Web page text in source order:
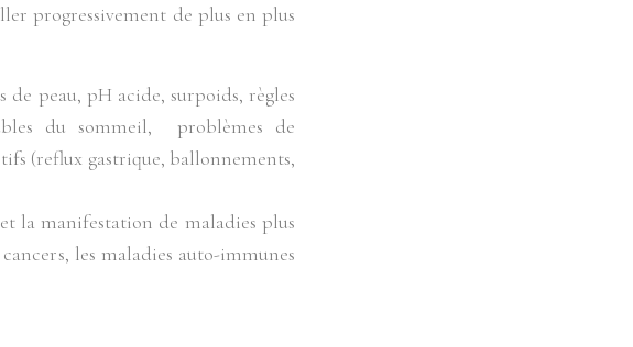
progressivement de plus en plus
peau, pH acide, surpoids, règles
du sommeil, problèmes de
(reflux gastrique, ballonnements,
la manifestation de maladies plus
les maladies auto-immunes